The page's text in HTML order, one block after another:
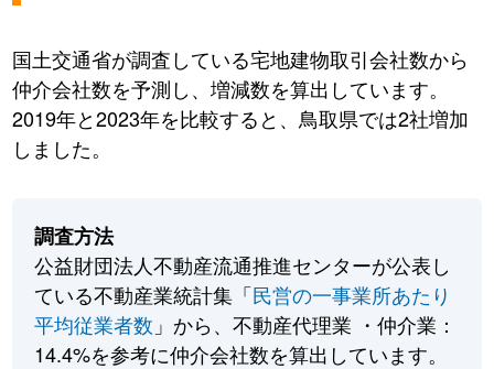
国土交通省が調査している宅地建物取引会社数から
仲介会社数を予測し、増減数を算出しています。
2019年と2023年を比較すると、鳥取県では2社増加
しました。
調査方法
公益財団法人不動産流通推進センターが公表し
ている不動産業統計集「民営の一事業所あたり
平均従業者数 」から、不動産代理業 ・仲介業：
14.4%を参考に仲介会社数を算出しています。